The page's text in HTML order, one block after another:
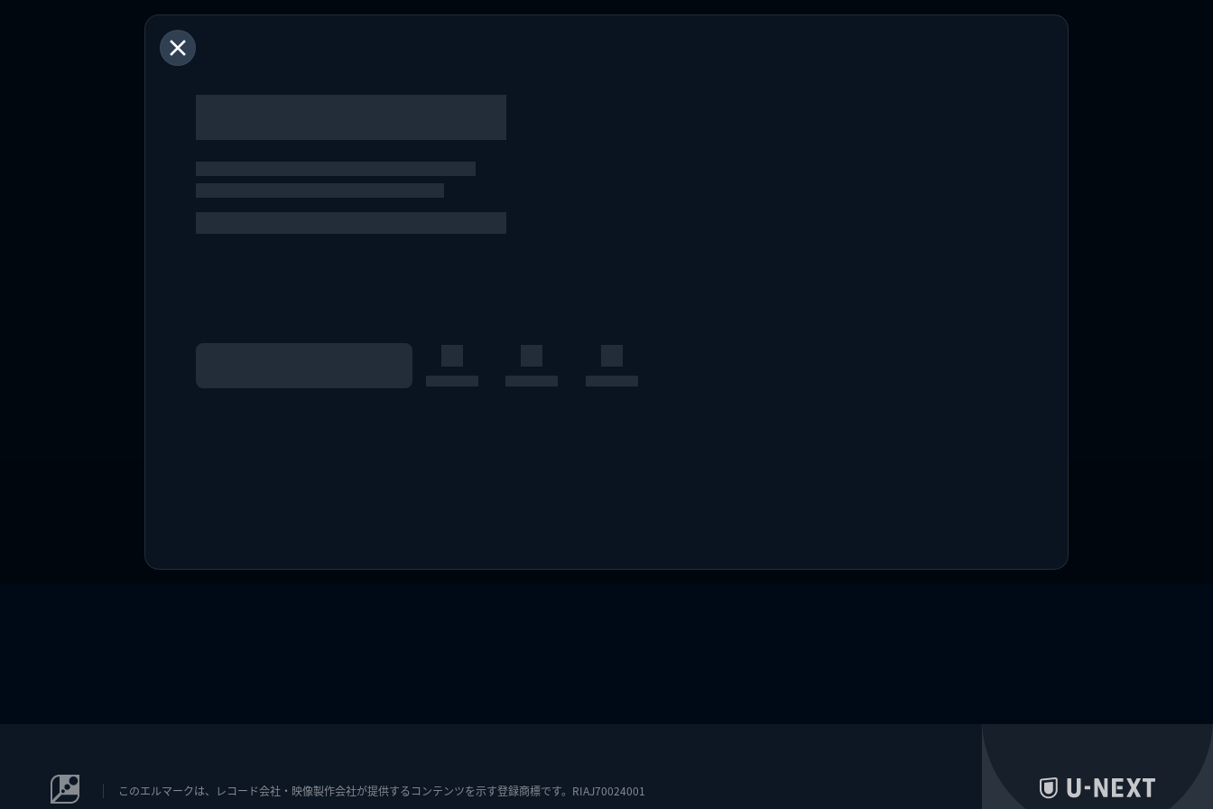
このエルマークは、レコード会社・映像製作会社が提供するコンテンツを示す登録商標です。RIAJ70024001